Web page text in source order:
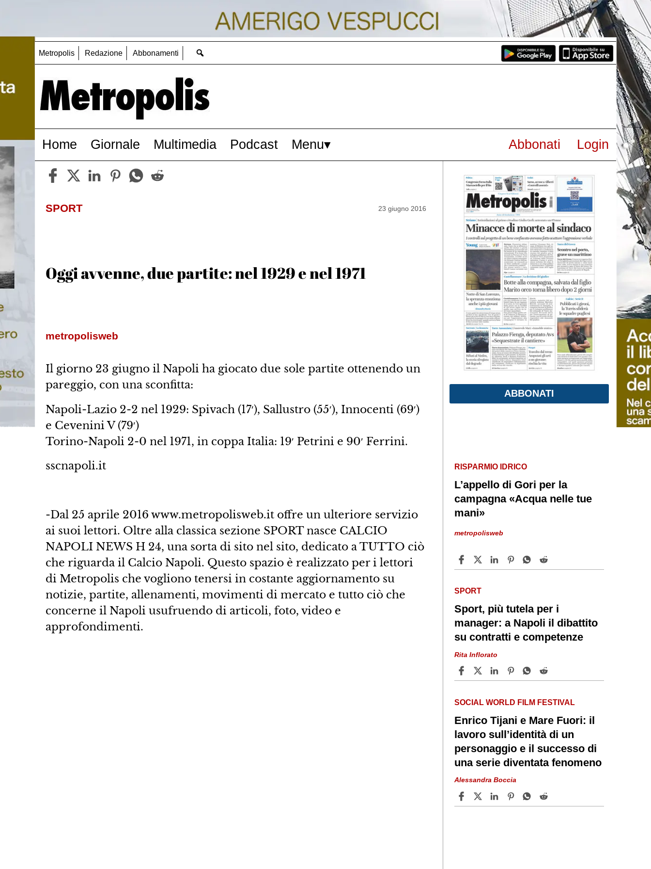
Metropolis Redazione Abbonamenti
Home Giornale Multimedia Podcast Menu Abbonati Login
SPORT 23 giugno 2016
Oggi avvenne, due partite: nel 1929 e nel 1971
metropolisweb
Il giorno 23 giugno il Napoli ha giocato due sole partite ottenendo un
pareggio, con una sconfitta:
Napoli-Lazio 2-2 nel 1929: Spivach (17′), Sallustro (55′), Innocenti (69′)
e Cevenini V (79′)
Torino-Napoli 2-0 nel 1971, in coppa Italia: 19′ Petrini e 90′ Ferrini.
sscnapoli.it
-Dal 25 aprile 2016 www.metropolisweb.it offre un ulteriore servizio
ai suoi lettori. Oltre alla classica sezione SPORT nasce CALCIO
NAPOLI NEWS H 24, una sorta di sito nel sito, dedicato a TUTTO ciò
che riguarda il Calcio Napoli. Questo spazio è realizzato per i lettori
di Metropolis che vogliono tenersi in costante aggiornamento su
notizie, partite, allenamenti, movimenti di mercato e tutto ciò che
concerne il Napoli usufruendo di articoli, foto, video e
approfondimenti.
ABBONATI
RISPARMIO IDRICO
L’appello di Gori per la
campagna «Acqua nelle tue
mani»
metropolisweb
SPORT
Sport, più tutela per i
manager: a Napoli il dibattito
su contratti e competenze
Rita Inflorato
SOCIAL WORLD FILM FESTIVAL
Enrico Tijani e Mare Fuori: il
lavoro sull’identità di un
personaggio e il successo di
una serie diventata fenomeno
Alessandra Boccia